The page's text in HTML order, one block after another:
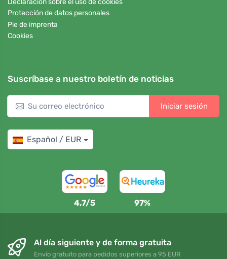
Protección de datos personales
Pie de imprenta
Cookies
Suscríbase a nuestro boletín de noticias
Iniciar sesión
Español / EUR
4,7/5 97%
Al día siguiente y de forma gratuita
Envío gratuito para pedidos superiores a 95 EUR